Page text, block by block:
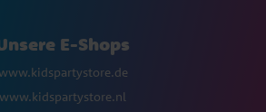
E-Shops
www.kidspartystore.de
www.kidspartystore.nl